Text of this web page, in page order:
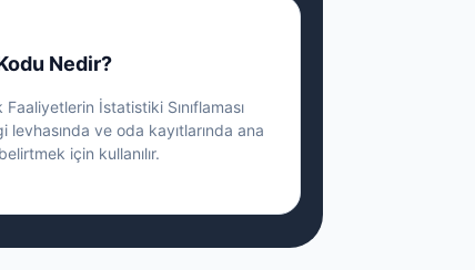
Nedir?
İstatistiki Sınıflaması
levhasında ve oda kayıtlarında ana
için kullanılır.